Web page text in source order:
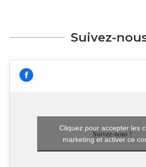
Suivez-
Suivez-nous !
Cliquez pour accepter les
marketing et activer ce